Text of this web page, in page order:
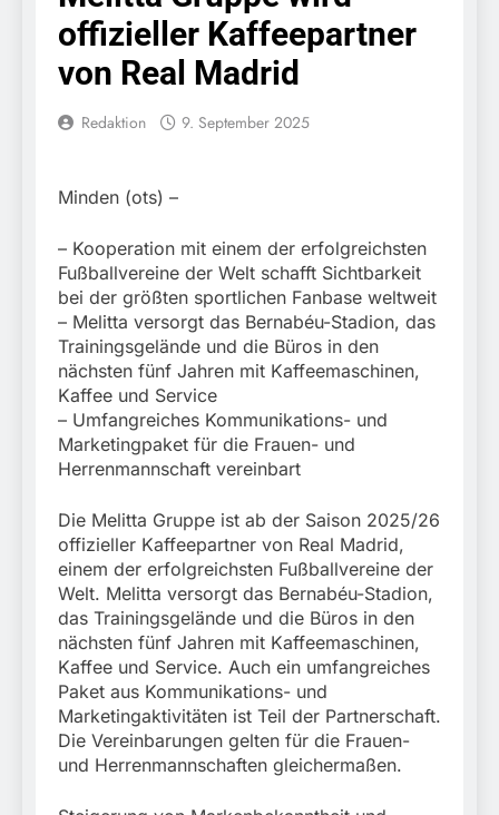
Ungarn mit
Auslieferungshaftbefehl
fest
Katze am Bahnhof
Bamberg aufgefunden –
Tierheim übernimmt
Fundtier
6. August 2026
HZA-R: Zoll deckt auf:
Schrotthändler
erschleicht rund 45.000
Ermittlungen der
6. August 2026
Bundespolizeidirektion
München: Europaweit
europäischen
Auslieferungshaftbefehl
Bundespolizei in
Saarbrücken
Bundespolizeidirektion
München:
Beinahekollision an
Bahnübergang in Aubing
/ Bundespolizei ermittelt
wegen gefährlichen
Bahnverkehr
5. August 2026
Bundespolizeidirektion
München: Couragierte
Zeugen halten
Tatverdächtigen fest /
Mann nach Gleissturz
verletzt
5. August 2026
stillgelegtem
Bahngebäude
(Sendling)
5. August 2026
HZA-R: Zoll deckt auf:
Zigaretten in Fahrzeug
und Anhänger versteckt
Kontrolle in Waidhaus
führt zur Sicherstellung
unversteuerter Zigaretten
und Einleitung eines
Steuerstrafverfahrens
4. August 2026
offizieller Kaffeepartner
von Real Madrid
Redaktion 9. September 2025
Minden (ots) –
– Kooperation mit einem der erfolgreichsten
Fußballvereine der Welt schafft Sichtbarkeit
bei der größten sportlichen Fanbase weltweit
– Melitta versorgt das Bernabéu-Stadion, das
Trainingsgelände und die Büros in den
nächsten fünf Jahren mit Kaffeemaschinen,
Kaffee und Service
– Umfangreiches Kommunikations- und
Marketingpaket für die Frauen- und
Herrenmannschaft vereinbart
Die Melitta Gruppe ist ab der Saison 2025/26
offizieller Kaffeepartner von Real Madrid,
einem der erfolgreichsten Fußballvereine der
Welt. Melitta versorgt das Bernabéu-Stadion,
das Trainingsgelände und die Büros in den
nächsten fünf Jahren mit Kaffeemaschinen,
Kaffee und Service. Auch ein umfangreiches
Paket aus Kommunikations- und
Marketingaktivitäten ist Teil der Partnerschaft.
Die Vereinbarungen gelten für die Frauen-
und Herrenmannschaften gleichermaßen.